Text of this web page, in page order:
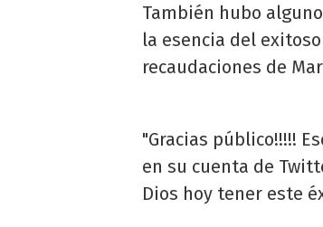
También hubo
la esencia del
recaudaciones de
"Gracias público!!!!!
en su cuenta de
Dios hoy tener este